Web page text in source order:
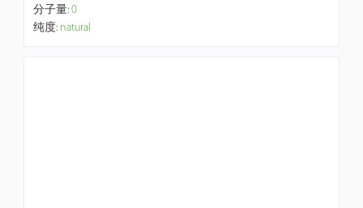
分子量:0
纯度: natural